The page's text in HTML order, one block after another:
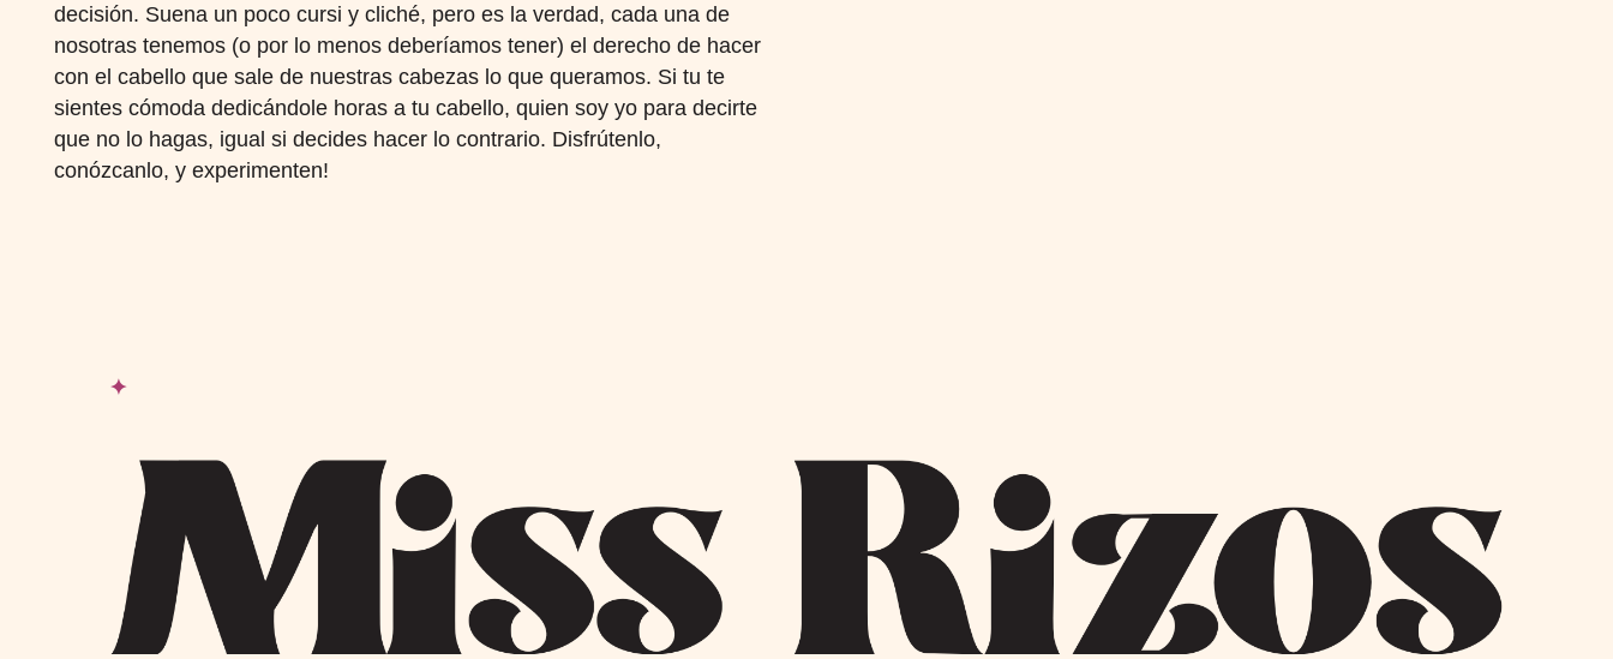
decisión. Suena un poco cursi y cliché, pero es la verdad, cada una de
nosotras tenemos (o por lo menos deberíamos tener) el derecho de hacer
con el cabello que sale de nuestras cabezas lo que queramos. Si tu te
sientes cómoda dedicándole horas a tu cabello, quien soy yo para decirte
que no lo hagas, igual si decides hacer lo contrario. Disfrútenlo,
conózcanlo, y experimenten!
✦